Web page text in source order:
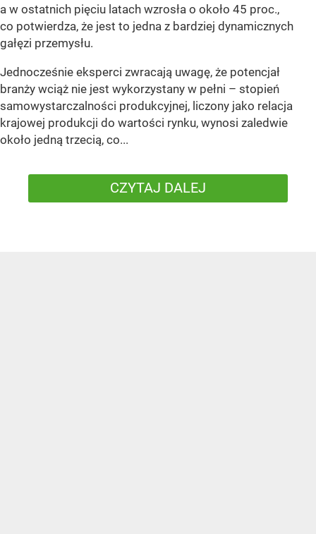
a w ostatnich pięciu latach wzrosła o około 45 proc.,
co potwierdza, że jest to jedna z bardziej dynamicznych
gałęzi przemysłu.
Jednocześnie eksperci zwracają uwagę, że potencjał
branży wciąż nie jest wykorzystany w pełni – stopień
samowystarczalności produkcyjnej, liczony jako relacja
krajowej produkcji do wartości rynku, wynosi zaledwie
około jedną trzecią, co...
CZYTAJ DALEJ